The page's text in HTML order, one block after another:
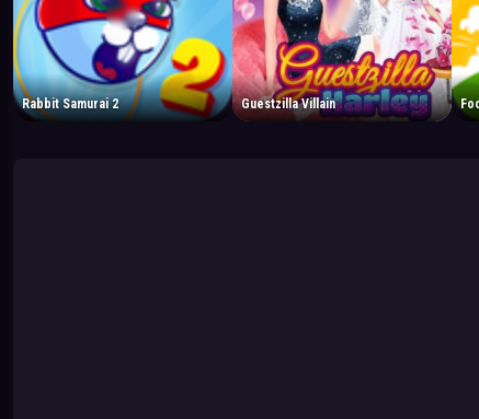
Rabbit Samurai 2 Guestzilla Villain